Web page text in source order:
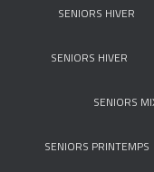
SENIORS HIVER
SENIORS HIVER
SENIORS
SENIORS PRINTEMPS